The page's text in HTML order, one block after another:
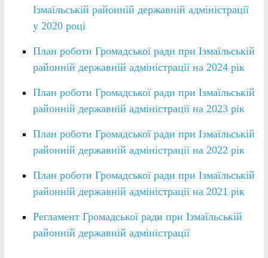
Ізмаїльській районній державній адміністрації
у 2020 році
План роботи Громадської ради при Ізмаїльській
районній державній адміністрації на 2024 рік
План роботи Громадської ради при Ізмаїльській
районній державній адміністрації на 2023 рік
План роботи Громадської ради при Ізмаїльській
районній державній адміністрації на 2022 рік
План роботи Громадської ради при Ізмаїльській
районній державній адміністрації на 2021 рік
Регламент Громадської ради при Ізмаїльській
районній державній адміністрації